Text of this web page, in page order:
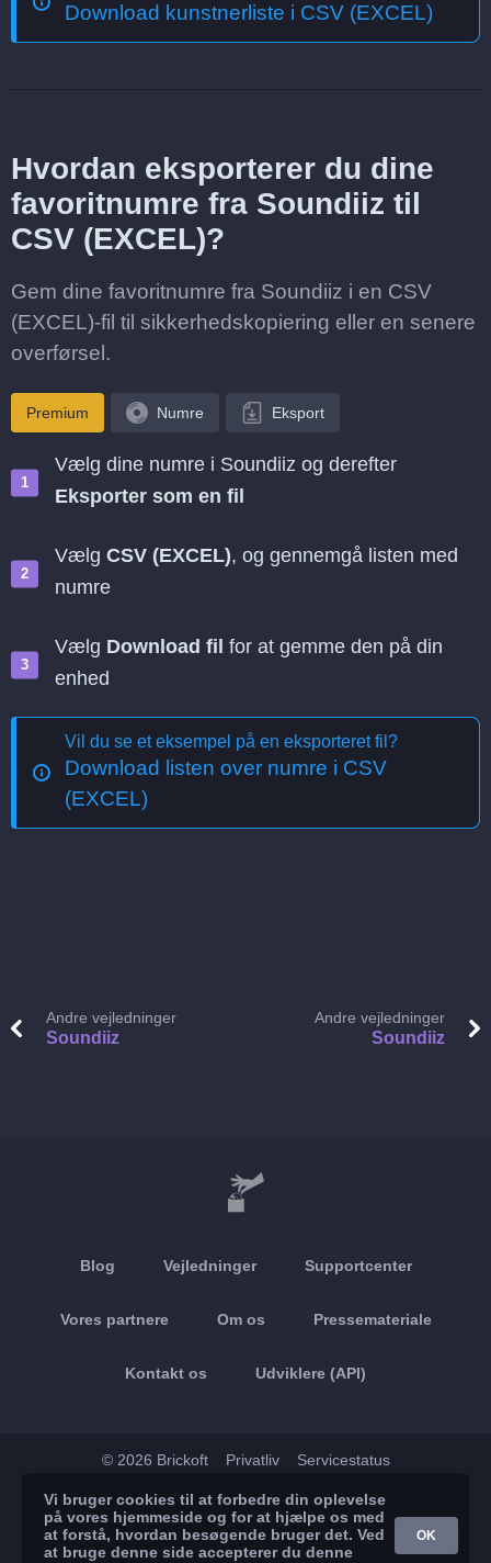
Download kunstnerliste i CSV (EXCEL)
Hvordan eksporterer du dine
favoritnumre fra Soundiiz til
CSV (EXCEL)?
Gem dine favoritnumre fra Soundiiz i en CSV
(EXCEL)-fil til sikkerhedskopiering eller en senere
overførsel.
Premium Numre Eksport
Vælg dine numre i Soundiiz og derefter
Eksporter som en fil
Vælg CSV (EXCEL), og gennemgå listen med
numre
Vælg Download fil for at gemme den på din
enhed
Vil du se et eksempel på en eksporteret fil?
Download listen over numre i CSV
(EXCEL)
Andre vejledninger
Soundiiz
Andre vejledninger
Soundiiz
Blog Vejledninger Supportcenter
Vores partnere Om os Pressemateriale
Kontakt os Udviklere (API)
© 2026 Brickoft Privatliv Servicestatus
App Store Google Play
Vi bruger cookies til at forbedre din oplevelse
på vores hjemmeside og for at hjælpe os med
at forstå, hvordan besøgende bruger det. Ved
at bruge denne side accepterer du denne
OK